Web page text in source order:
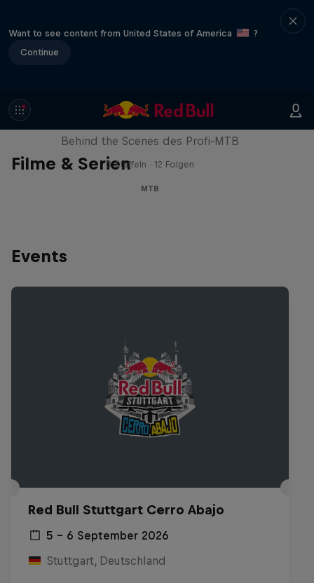
Want to see content from United States of America
?
Continue
Filme & Serien
Downtime
Behind the Scenes des Profi-MTB
3 Staffeln · 12 Folgen
MTB
Events
Red Bull Stuttgart Cerro Abajo
5 – 6 September 2026
Stuttgart, Deutschland